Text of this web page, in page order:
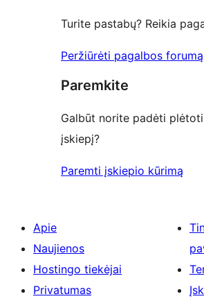
Turite pastabų? Reikia
Peržiūrėti pagalbos forumą
Paremkite
Galbūt norite padėti
įskiepį?
Paremti įskiepio kūrimą
Apie
Naujienos
Hostingo tiekėjai
Privatumas